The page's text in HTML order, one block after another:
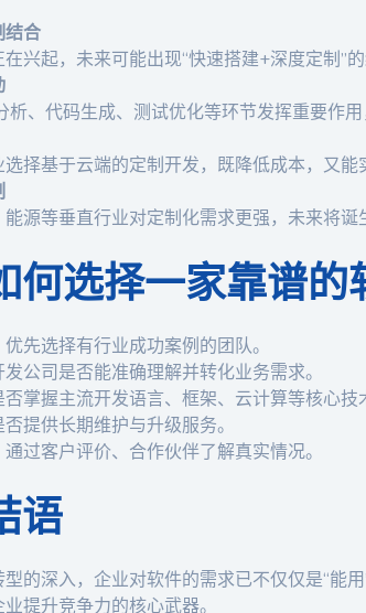
结合
兴起，未来可能出现“快速搭建+深度定制”
析、代码生成、测试优化等环节发挥重要作用
择基于云端的定制开发，既降低成本，又能
源等垂直行业对定制化需求更强，未来将诞
何选择一家靠谱的
优先选择有行业成功案例的团队。
发公司是否能准确理解并转化业务需求。
否掌握主流开发语言、框架、云计算等核心技
否提供长期维护与升级服务。
通过客户评价、合作伙伴了解真实情况。
语
的深入，企业对软件的需求已不仅仅是“能用
提升竞争力的核心武器。